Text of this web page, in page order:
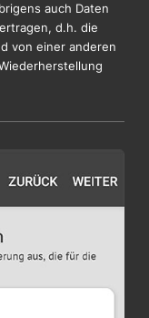
auch Daten
d.h. die
von einer anderen